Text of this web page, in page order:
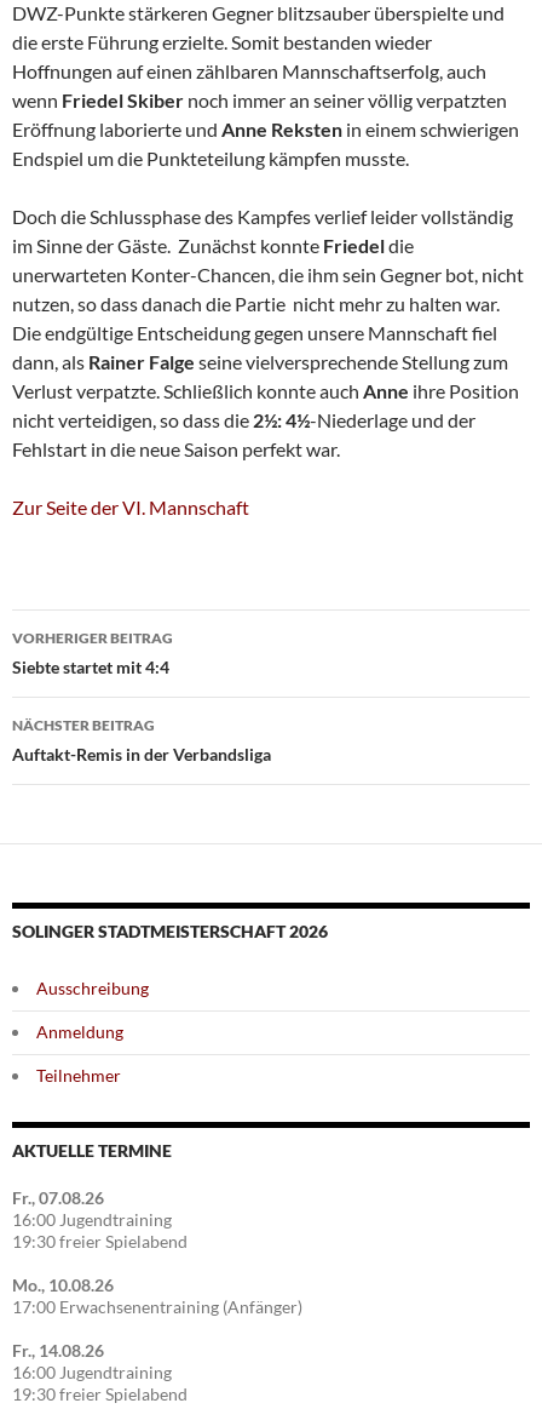
DWZ-Punkte stärkeren Gegner blitzsauber überspielte und
die erste Führung erzielte. Somit bestanden wieder
Hoffnungen auf einen zählbaren Mannschaftserfolg, auch
wenn Friedel Skiber noch immer an seiner völlig verpatzten
Eröffnung laborierte und Anne Reksten in einem schwierigen
Endspiel um die Punkteteilung kämpfen musste.
Doch die Schlussphase des Kampfes verlief leider vollständig
im Sinne der Gäste. Zunächst konnte Friedeldie
unerwarteten Konter-Chancen, die ihm sein Gegner bot, nicht
nutzen, so dass danach die Partie nicht mehr zu halten war.
Die endgültige Entscheidung gegen unsere Mannschaft fiel
dann, als Rainer Falge seine vielversprechende Stellung zum
Verlust verpatzte. Schließlich konnte auch Anne ihre Position
nicht verteidigen, so dass die 2½: 4½-Niederlage und der
Fehlstart in die neue Saison perfekt war.
Zur Seite der VI. Mannschaft
Beitragsnavigation
VORHERIGER BEITRAG
Siebte startet mit 4:4
NÄCHSTER BEITRAG
Auftakt-Remis in der Verbandsliga
SOLINGER STADTMEISTERSCHAFT 2026
Ausschreibung
Anmeldung
Teilnehmer
AKTUELLE TERMINE
Fr., 07.08.26
16:00 Jugendtraining
19:30 freier Spielabend
Mo., 10.08.26
17:00 Erwachsenentraining (Anfänger)
Fr., 14.08.26
16:00 Jugendtraining
19:30 freier Spielabend